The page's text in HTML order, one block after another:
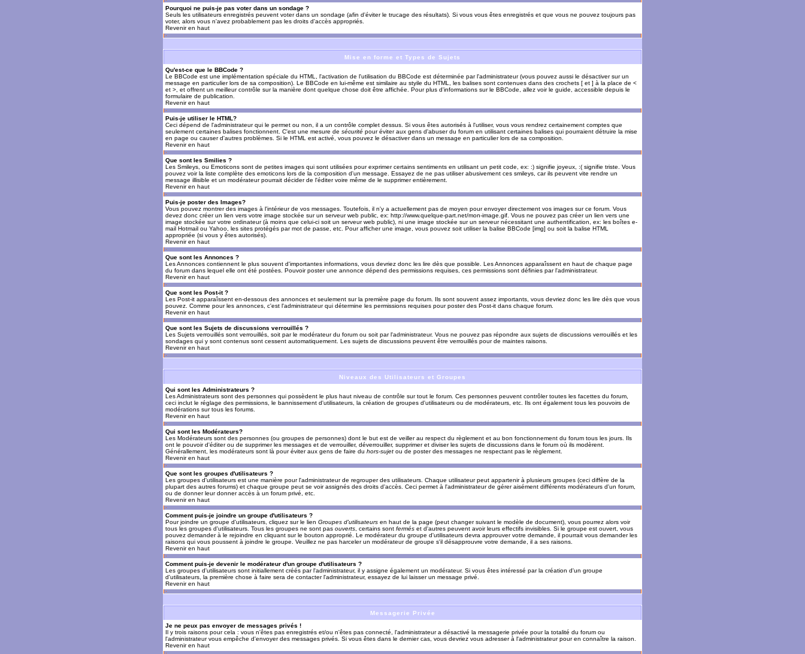
Pourquoi ne puis-je pas voter dans un sondage ?
Seuls les utilisateurs enregistrés peuvent voter dans un sondage (afin d'éviter le trucage des résultats). Si vous vous êtes enregistrés et que vous ne pouvez toujours pas
voter, alors vous n'avez probablement pas les droits d'accès appropriés.
Revenir en haut
Mise en forme et Types de Sujets
Qu'est-ce que le BBCode ?
Le BBCode est une implémentation spéciale du HTML, l'activation de l'utilisation du BBCode est déterminée par l'administrateur (vous pouvez aussi le désactiver sur un
message en particulier lors de sa composition). Le BBCode en lui-même est similaire au styile du HTML, les balises sont contenues dans des crochets [ et ] à la place de <
et >, et offrent un meilleur contrôle sur la manière dont quelque chose doit être affichée. Pour plus d'informations sur le BBCode, allez voir le guide, accessible depuis le
formulaire de publication.
Revenir en haut
Puis-je utiliser le HTML?
Ceci dépend de l'administrateur qui le permet ou non, il a un contrôle complet dessus. Si vous êtes autorisés à l'utiliser, vous vous rendrez certainement comptes que
seulement certaines balises fonctionnent. C'est une mesure de sécurité pour éviter aux gens d'abuser du forum en utilisant certaines balises qui pourraient détruire la mise
en page ou causer d'autres problèmes. Si le HTML est activé, vous pouvez le désactiver dans un message en particulier lors de sa composition.
Revenir en haut
Que sont les Smilies ?
Les Smileys, ou Emoticons sont de petites images qui sont utilisées pour exprimer certains sentiments en utilisant un petit code, ex: :) signifie joyeux, :( signifie triste. Vous
pouvez voir la liste complète des emoticons lors de la composition d'un message. Essayez de ne pas utiliser abusivement ces smileys, car ils peuvent vite rendre un
message illisible et un modérateur pourrait décider de l'éditer voire même de le supprimer entièrement.
Revenir en haut
Puis-je poster des Images?
Vous pouvez montrer des images à l'intérieur de vos messages. Toutefois, il n'y a actuellement pas de moyen pour envoyer directement vos images sur ce forum. Vous
devez donc créer un lien vers votre image stockée sur un serveur web public, ex: http://www.quelque-part.net/mon-image.gif. Vous ne pouvez pas créer un lien vers une
image stockée sur votre ordinateur (à moins que celui-ci soit un serveur web public), ni une image stockée sur un serveur nécessitant une authentification, ex: les boîtes e-
mail Hotmail ou Yahoo, les sites protégés par mot de passe, etc. Pour afficher une image, vous pouvez soit utiliser la balise BBCode [img] ou soit la balise HTML
appropriée (si vous y êtes autorisés).
Revenir en haut
Que sont les Annonces ?
Les Annonces contiennent le plus souvent d'importantes informations, vous devriez donc les lire dès que possible. Les Annonces apparaîssent en haut de chaque page
du forum dans lequel elle ont été postées. Pouvoir poster une annonce dépend des permissions requises, ces permissions sont définies par l'administrateur.
Revenir en haut
Que sont les Post-it ?
Les Post-it apparaîssent en-dessous des annonces et seulement sur la première page du forum. Ils sont souvent assez importants, vous devriez donc les lire dès que vous
pouvez. Comme pour les annonces, c'est l'administrateur qui détermine les permissions requises pour poster des Post-it dans chaque forum.
Revenir en haut
Que sont les Sujets de discussions verrouillés ?
Les Sujets verrouillés sont verrouillés, soit par le modérateur du forum ou soit par l'administrateur. Vous ne pouvez pas répondre aux sujets de discussions verrouillés et les
sondages qui y sont contenus sont cessent automatiquement. Les sujets de discussions peuvent être verrouillés pour de maintes raisons.
Revenir en haut
Niveaux des Utilisateurs et Groupes
Qui sont les Administrateurs ?
Les Administrateurs sont des personnes qui possèdent le plus haut niveau de contrôle sur tout le forum. Ces personnes peuvent contrôler toutes les facettes du forum,
ceci inclut le réglage des permissions, le bannissement d'utilisateurs, la création de groupes d'utilisateurs ou de modérateurs, etc. Ils ont également tous les pouvoirs de
modérations sur tous les forums.
Revenir en haut
Qui sont les Modérateurs?
Les Modérateurs sont des personnes (ou groupes de personnes) dont le but est de veiller au respect du règlement et au bon fonctionnement du forum tous les jours. Ils
ont le pouvoir d'éditer ou de supprimer les messages et de verrouiller, déverrouiller, supprimer et diviser les sujets de discussions dans le forum où ils modèrent.
Générallement, les modérateurs sont là pour éviter aux gens de faire du hors-sujet ou de poster des messages ne respectant pas le règlement.
Revenir en haut
Que sont les groupes d'utilisateurs ?
Les groupes d'utilisateurs est une manière pour l'administrateur de regrouper des utilisateurs. Chaque utilisateur peut appartenir à plusieurs groupes (ceci diffère de la
plupart des autres forums) et chaque groupe peut se voir assignés des droits d'accès. Ceci permet à l'administrateur de gérer aisément différents modérateurs d'un forum,
ou de donner leur donner accès à un forum privé, etc.
Revenir en haut
Comment puis-je joindre un groupe d'utilisateurs ?
Pour joindre un groupe d'utilisateurs, cliquez sur le lien Groupes d'utilisateurs en haut de la page (peut changer suivant le modèle de document), vous pourrez alors voir
tous les groupes d'utilisateurs. Tous les groupes ne sont pas ouverts , certains sont fermés et d'autres peuvent avoir leurs effectifs invisibles. Si le groupe est ouvert, vous
pouvez demander à le rejoindre en cliquant sur le bouton approprié. Le modérateur du groupe d'utilisateurs devra approuver votre demande, il pourrait vous demander les
raisons qui vous poussent à joindre le groupe. Veuillez ne pas harceler un modérateur de groupe s'il désapprouvre votre demande, il a ses raisons.
Revenir en haut
Comment puis-je devenir le modérateur d'un groupe d'utilisateurs ?
Les groupes d'utilisateurs sont initiallement créés par l'administrateur, il y assigne également un modérateur. Si vous êtes intéressé par la création d'un groupe
d'utilisateurs, la première chose à faire sera de contacter l'administrateur, essayez de lui laisser un message privé.
Revenir en haut
Messagerie Privée
Je ne peux pas envoyer de messages privés !
Il y trois raisons pour cela : vous n'êtes pas enregistrés et/ou n'êtes pas connecté, l'administrateur a désactivé la messagerie privée pour la totalité du forum ou
l'administrateur vous empêche d'envoyer des messages privés. Si vous êtes dans le dernier cas, vous devriez vous adresser à l'administrateur pour en connaître la raison.
Revenir en haut